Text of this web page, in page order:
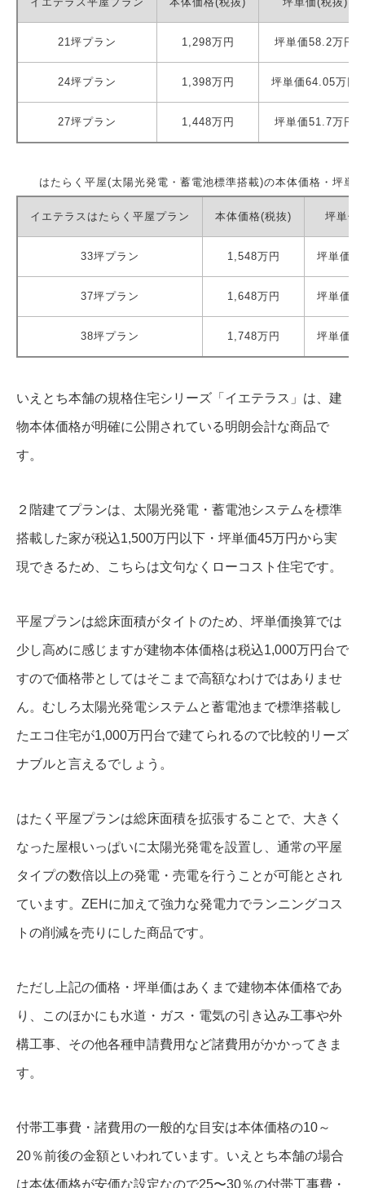
21坪プラン 1,298万円 坪単価58.2万円
24坪プラン 1,398万円 坪単価64.05万円
27坪プラン 1,448万円 坪単価51.7万円
はたらく平屋(太陽光発電・蓄電池標準搭載)の本体価格・坪単
イエテラスはたらく平屋プラン 本体価格(税抜) 坪単価
33坪プラン 1,548万円 坪単価
37坪プラン 1,648万円 坪単価
38坪プラン 1,748万円 坪単価
いえとち本舗の規格住宅シリーズ「イエテラス」は、建
物本体価格が明確に公開されている明朗会計な商品で
す。
２階建てプランは、太陽光発電・蓄電池システムを標準
搭載した家が税込1,500万円以下・坪単価45万円から実
現できるため、こちらは文句なくローコスト住宅です。
平屋プランは総床面積がタイトのため、坪単価換算では
少し高めに感じますが建物本体価格は税込1,000万円台で
すので価格帯としてはそこまで高額なわけではありませ
ん。むしろ太陽光発電システムと蓄電池まで標準搭載し
たエコ住宅が1,000万円台で建てられるので比較的リーズ
ナブルと言えるでしょう。
はたく平屋プランは総床面積を拡張することで、大きく
なった屋根いっぱいに太陽光発電を設置し、通常の平屋
タイプの数倍以上の発電・売電を行うことが可能とされ
ています。ZEHに加えて強力な発電力でランニングコス
トの削減を売りにした商品です。
ただし上記の価格・坪単価はあくまで建物本体価格であ
り、このほかにも水道・ガス・電気の引き込み工事や外
構工事、その他各種申請費用など諸費用がかかってきま
す。
付帯工事費・諸費用の一般的な目安は本体価格の10～
20％前後の金額といわれています。いえとち本舗の場合
は本体価格が安価な設定なので25〜30％の付帯工事費・